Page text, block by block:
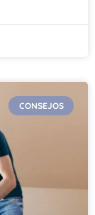
CONSEJOS